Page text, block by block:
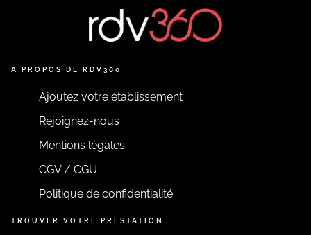
A PROPOS DE RDV360
Ajoutez votre établissement
Rejoignez-nous
Mentions légales
CGV / CGU
Politique de confidentialité
TROUVER VOTRE PRESTATION